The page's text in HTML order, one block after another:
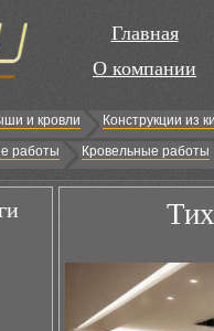
Главная
О компании
и кровли
Конструкции из
работы Кровельные работы